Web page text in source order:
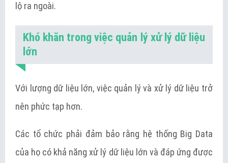
lộ ra ngoài.
Khó khăn trong việc quản lý xử lý dữ liệu
lớn
Với lượng dữ liệu lớn, việc quản lý và xử lý dữ liệu trở
nên phức tạp hơn.
Các tổ chức phải đảm bảo rằng hệ thống Big Data
của họ có khả năng xử lý dữ liệu lớn và đáp ứng được